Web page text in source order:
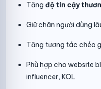
Tăng độ tin cậy
Giữ chân người dùng
Tăng tương tác chéo
Phù hợp cho website
influencer, KOL